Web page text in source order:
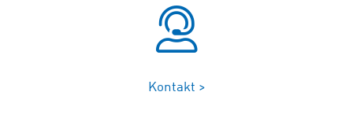
Kontakt >